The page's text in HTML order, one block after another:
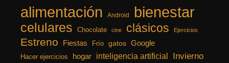
alimentación Android bienestar
celulares Chocolate cine clásicos Ejercicios
Estreno Fiestas Frío gatos Google
Hacer ejercicios hogar inteligencia artificial Invierno